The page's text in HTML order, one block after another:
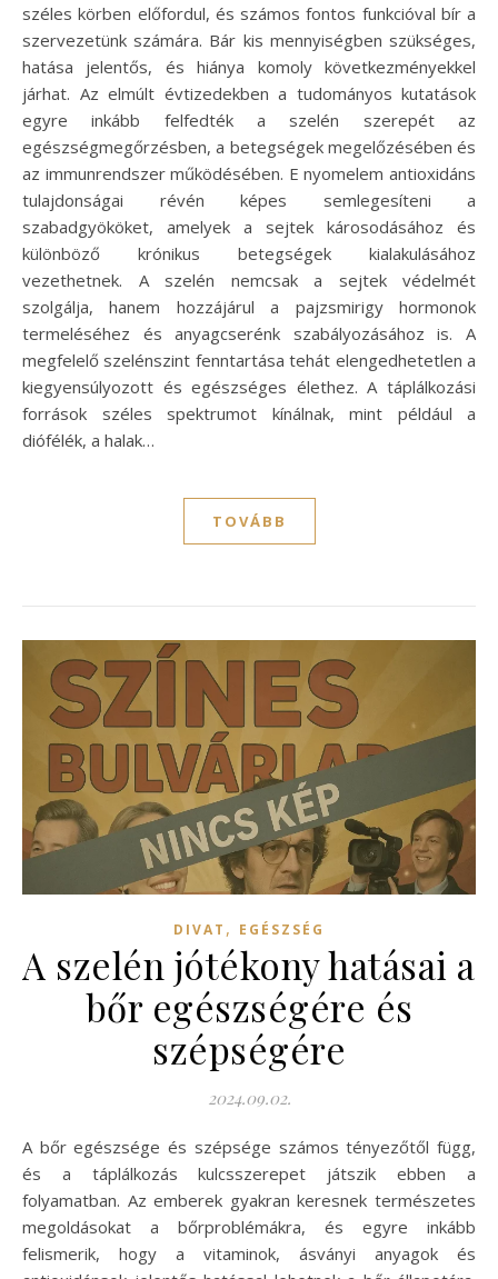
széles körben előfordul, és számos fontos funkcióval bír a
szervezetünk számára. Bár kis mennyiségben szükséges,
hatása jelentős, és hiánya komoly következményekkel
járhat. Az elmúlt évtizedekben a tudományos kutatások
egyre inkább felfedték a szelén szerepét az
egészségmegőrzésben, a betegségek megelőzésében és
az immunrendszer működésében. E nyomelem antioxidáns
tulajdonságai révén képes semlegesíteni a
szabadgyököket, amelyek a sejtek károsodásához és
különböző krónikus betegségek kialakulásához
vezethetnek. A szelén nemcsak a sejtek védelmét
szolgálja, hanem hozzájárul a pajzsmirigy hormonok
termeléséhez és anyagcserénk szabályozásához is. A
megfelelő szelénszint fenntartása tehát elengedhetetlen a
kiegyensúlyozott és egészséges élethez. A táplálkozási
források széles spektrumot kínálnak, mint például a
diófélék, a halak…
TOVÁBB
DIVAT , EGÉSZSÉG
A szelén jótékony hatásai a
bőr egészségére és
szépségére
2024.09.02.
A bőr egészsége és szépsége számos tényezőtől függ,
és a táplálkozás kulcsszerepet játszik ebben a
folyamatban. Az emberek gyakran keresnek természetes
megoldásokat a bőrproblémákra, és egyre inkább
felismerik, hogy a vitaminok, ásványi anyagok és